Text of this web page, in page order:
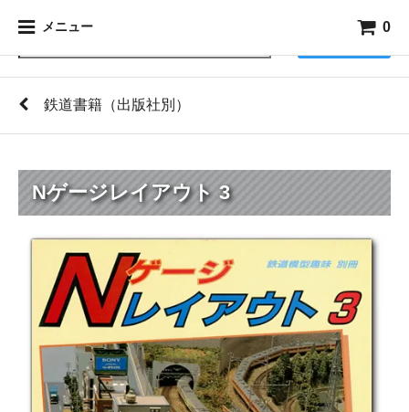
メニュー 0
鉄道書籍（出版社別）
Nゲージレイアウト 3